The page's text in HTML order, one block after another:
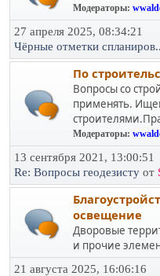
Модераторы:
27 апреля 2025, 08:34:21
Чёрные отметки
По
Вопросы со
применять.
Модераторы:
13 сентября 2021, 13:00:51
Re: Вопросы геодезисту от
освещение
Дворовые
и прочие
21 августа 2025, 16:06:16